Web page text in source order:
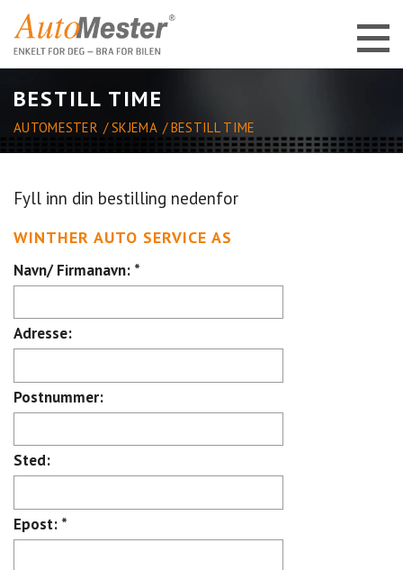
BESTILL TIME
AUTOMESTER SKJEMA BESTILL TIME
Fyll inn din bestilling nedenfor
WINTHER AUTO SERVICE AS
Navn/ Firmanavn: *
Adresse:
Postnummer:
Sted:
Epost: *